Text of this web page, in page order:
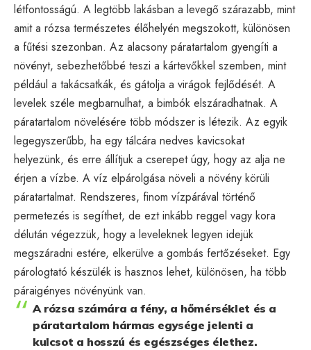
létfontosságú. A legtöbb lakásban a levegő szárazabb, mint
amit a rózsa természetes élőhelyén megszokott, különösen
a fűtési szezonban. Az alacsony páratartalom gyengíti a
növényt, sebezhetőbbé teszi a kártevőkkel szemben, mint
például a takácsatkák, és gátolja a virágok fejlődését. A
levelek széle megbarnulhat, a bimbók elszáradhatnak. A
páratartalom növelésére több módszer is létezik. Az egyik
legegyszerűbb, ha egy tálcára nedves kavicsokat
helyezünk, és erre állítjuk a cserepet úgy, hogy az alja ne
érjen a vízbe. A víz elpárolgása növeli a növény körüli
páratartalmat. Rendszeres, finom vízpárával történő
permetezés is segíthet, de ezt inkább reggel vagy kora
délután végezzük, hogy a leveleknek legyen idejük
megszáradni estére, elkerülve a gombás fertőzéseket. Egy
párologtató készülék is hasznos lehet, különösen, ha több
páraigényes növényünk van.
A rózsa számára a fény, a hőmérséklet és a
páratartalom hármas egysége jelenti a
kulcsot a hosszú és egészséges élethez.